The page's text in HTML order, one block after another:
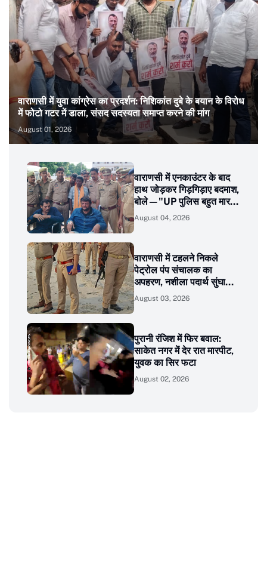
वाराणसी में युवा कांग्रेस का प्रदर्शन: निशिकांत दुबे के बयान के विरोध
में फोटो गटर में डाला, संसद सदस्यता समाप्त करने की मांग
August 01, 2026
वाराणसी में एनकाउंटर के बाद
हाथ जोड़कर गिड़गिड़ाए बदमाश,
बोले—"UP पुलिस बहुत मारती
है, अब नहीं करेंगे अपराध"
August 04, 2026
वाराणसी में टहलने निकले
पेट्रोल पंप संचालक का
अपहरण, नशीला पदार्थ सुंघाकर
सोना और रुद्राक्ष माला लूट ले
August 03, 2026
पुरानी रंजिश में फिर बवाल:
साकेत नगर में देर रात मारपीट,
युवक का सिर फटा
August 02, 2026